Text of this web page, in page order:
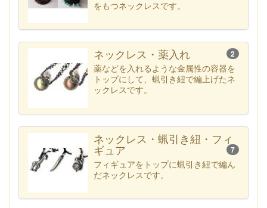
をもつネックレスです。
ネックレス・薬入れ 2
薬などを入れるような金属性の容器を
トップにして、蝋引き紐で編上げたネ
ックレスです。
ネックレス・蝋引き紐・フィ
ギュア 7
フィギュアをトップに蝋引き紐で編ん
だネックレスです。